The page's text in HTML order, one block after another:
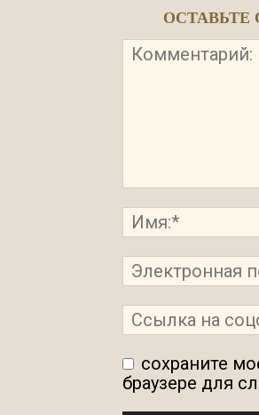
ОСТАВЬТЕ
сохраните
браузере для